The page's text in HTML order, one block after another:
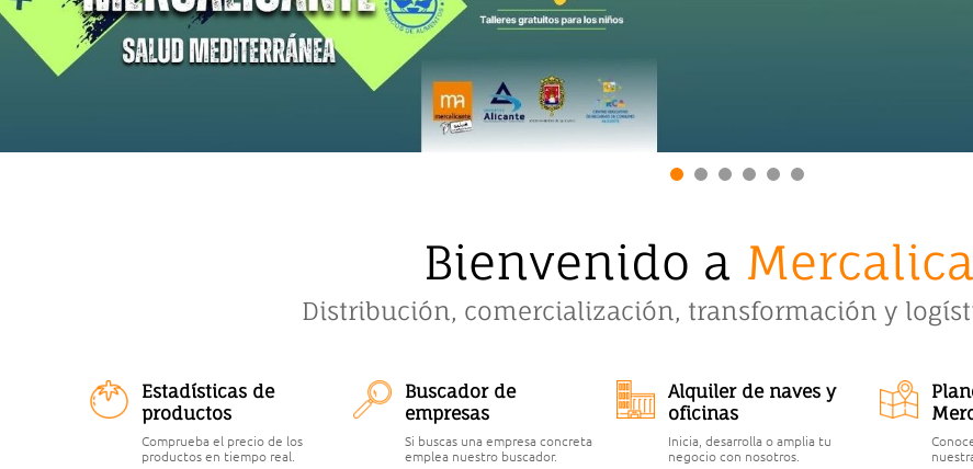
Bienvenido a
Distribución, comercialización, transformación y
Estadísticas de
productos
Comprueba el precio de los
productos en tiempo real.
Buscador de
empresas
Si buscas una empresa concreta
emplea nuestro buscador.
Alquiler de naves y
oficinas
Inicia, desarrolla o amplia tu
negocio con nosotros.